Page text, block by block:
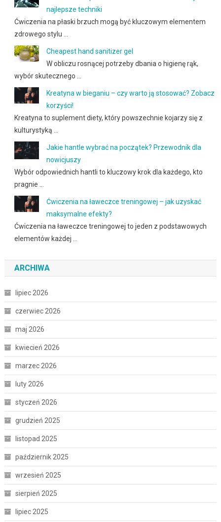
najlepsze techniki
Ćwiczenia na płaski brzuch mogą być kluczowym elementem
zdrowego stylu …
Cheapest hand sanitizer gel
W obliczu rosnącej potrzeby dbania o higienę rąk,
wybór skutecznego …
Kreatyna w bieganiu – czy warto ją stosować? Zobacz
korzyści!
Kreatyna to suplement diety, który powszechnie kojarzy się z
kulturystyką …
Jakie hantle wybrać na początek? Przewodnik dla
nowicjuszy
Wybór odpowiednich hantli to kluczowy krok dla każdego, kto
pragnie …
Ćwiczenia na ławeczce treningowej – jak uzyskać
maksymalne efekty?
Ćwiczenia na ławeczce treningowej to jeden z podstawowych
elementów każdej …
ARCHIWA
lipiec 2026
czerwiec 2026
maj 2026
kwiecień 2026
marzec 2026
luty 2026
styczeń 2026
grudzień 2025
listopad 2025
październik 2025
wrzesień 2025
sierpień 2025
lipiec 2025